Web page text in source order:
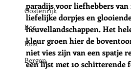
Oostenrijk
Bos
Kust
Bergen
paradijs voor liefhebbers
liefelijke dorpjes en
heuvellandschappen. Het
kleur groen hier de
niet vies zijn van een spatje
een lijst met 10 schitterende